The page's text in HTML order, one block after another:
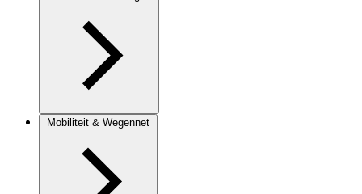
Mobiliteit & Wegennet